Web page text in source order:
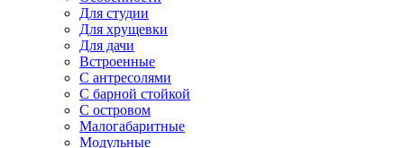
Для студии
Для хрущевки
Для дачи
Встроенные
С антресолями
С барной стойкой
С островом
Малогабаритные
Модульные